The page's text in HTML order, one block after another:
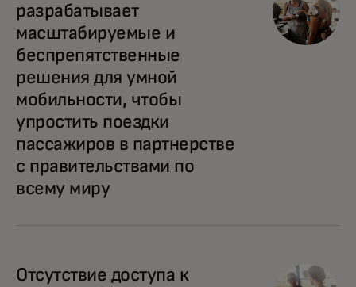
разрабатывает
масштабируемые и
беспрепятственные
решения для умной
мобильности, чтобы
упростить поездки
пассажиров в партнерстве
с правительствами по
всему миру
Отсутствие доступа к
opens in a new tab